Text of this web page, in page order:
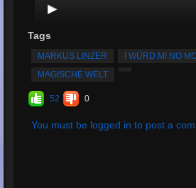
chanson:
Nombre total de
lectures:
318
Nombre total
Évaluation
moyenne:
5
Tags
MARKUS LINZER
I WÜRD MI NO
MAGISCHE WELT
52 0
You must be logged in to post a